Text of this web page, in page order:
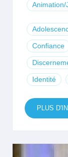
Animation/
Confiance
Identité
PLUS